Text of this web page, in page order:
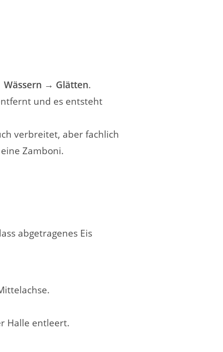
→ Glätten.
und es entsteht
verbreitet, aber fachlich
Zamboni.
abgetragenes Eis
Halle entleert.